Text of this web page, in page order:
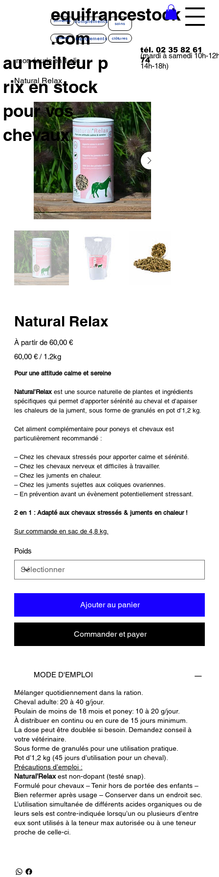
equifrancestock
.com
aliments
litières équipements
mon écurie en 1 clic
compléments
clôtures
soins
au meilleur p
rix en stock
pour vos
chevaux
tél. 02 35 82 61
74
(mardi à samedi 10h-
14h-18h)
Natural Relax
Natural Relax
À partir de Prix
60,00 €
60,00 €
par
Kilogrammes
60,00 € / 1.2kg
Pour une attitude calme et sereine
Natural’Relaxest une source naturelle de plantes et ingrédients
spécifiques qui permet d’apporter sérénité au cheval et d’apaiser
les chaleurs de la jument, sous forme de granulés en pot d’1,2 kg.
Cet aliment complémentaire pour poneys et chevaux est
particulièrement recommandé :
– Chez les chevaux stressés pour apporter calme et sérénité.
– Chez les chevaux nerveux et difficiles à travailler.
– Chez les juments en chaleur.
– Chez les juments sujettes aux coliques ovariennes.
– En prévention avant un évènement potentiellement stressant.
2 en 1 : Adapté aux chevaux stressés & juments en chaleur !
Sur commande en sac de 4,8 kg.
Poids
Ajouter au panier
Commander et payer
MODE D'EMPLOI
Mélanger quotidiennement dans la ration.
Cheval adulte: 20 à 40 g/jour.
Poulain de moins de 18 mois et poney: 10 à 20 g/jour.
À distribuer en continu ou en cure de 15 jours minimum.
La dose peut être doublée si besoin. Demandez conseil à
votre vétérinaire.
Sous forme de granulés pour une utilisation pratique.
Pot d’1,2 kg (45 jours d’utilisation pour un cheval).
Précautions d’emploi :
Natural’Relaxest non-dopant (testé snap).
Formulé pour chevaux – Tenir hors de portée des enfants –
Bien refermer après usage – Conserver dans un endroit sec.
L’utilisation simultanée de différents acides organiques ou de
leurs sels est contre-indiquée lorsqu’un ou plusieurs d’entre
eux sont utilisés à la teneur max autorisée ou à une teneur
proche de celle-ci.